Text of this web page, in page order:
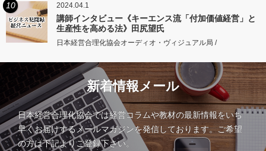
10 2024.04.1
講師インタビュー《キーエンス流「付加価値経営」と
生産性を高める法》田尻望氏
日本経営合理化協会オーディオ・ヴィジュアル局 /
新着情報メール
日本経営合理化協会では経営コラムや教材の最新情報をいち
早くお届けするメールマガジンを発信しております。ご希望
の方は下記よりご登録下さい。